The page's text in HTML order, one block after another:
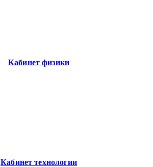
Кабинет физики
Кабинет технологии